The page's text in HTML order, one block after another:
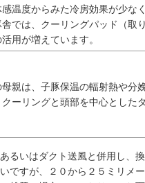
温度からみた冷房効果が少な
では、クーリングパッド（取
用が増えています。
親は、子豚保温の輻射熱や分
ーリングと頭部を中心とした
るいはダクト送風と併用し、
ですが、２０から２５ミリメ